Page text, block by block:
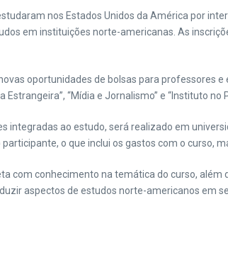
nos Estados Unidos da América por
em instituições norte-americanas. As
oportunidades de bolsas para professores
“Mídia e Jornalismo” e “Instituto no
integradas ao estudo, será realizado em
o que inclui os gastos com o curso,
com conhecimento na temática do curso,
aspectos de estudos norte-americanos em